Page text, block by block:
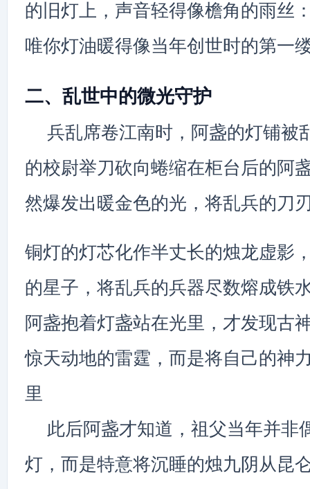
的旧灯上，声音轻得像檐角的雨丝
唯你灯油暖得像当年创世时的第一
二、乱世中的微光守护
兵乱席卷江南时，阿盏的灯铺被
的校尉举刀砍向蜷缩在柜台后的阿
然爆发出暖金色的光，将乱兵的刀
铜灯的灯芯化作半丈长的烛龙虚影
的星子，将乱兵的兵器尽数熔成铁
阿盏抱着灯盏站在光里，才发现古
惊天动地的雷霆，而是将自己的神
里
此后阿盏才知道，祖父当年并非
灯，而是特意将沉睡的烛九阴从昆